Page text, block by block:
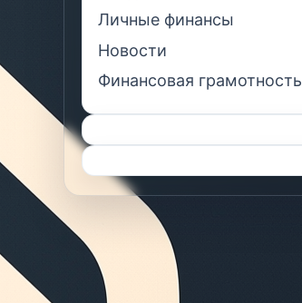
Личные финансы
Новости
Финансовая грамотность